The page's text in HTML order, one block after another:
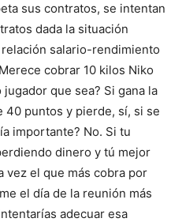
sus contratos, se intentan
dada la situación
salario-rendimiento
cobrar 10 kilos Niko
que sea? Si gana la
40 puntos y pierde, sí, si se
importante? No. Si tu
dinero y tú mejor
vez el que más cobra por
el día de la reunión más
adecuar esa